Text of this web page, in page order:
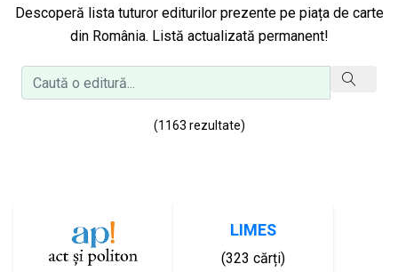
Descoperă lista tuturor editurilor prezente pe piața de carte
din România. Listă actualizată permanent!
(1163 rezultate)
LIMES
(323 cărți)